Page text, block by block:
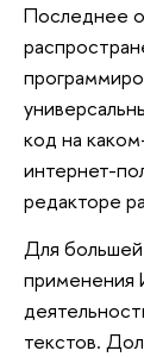
Последнее
код на
интернет-
редакторе
Для
применения
текстов.